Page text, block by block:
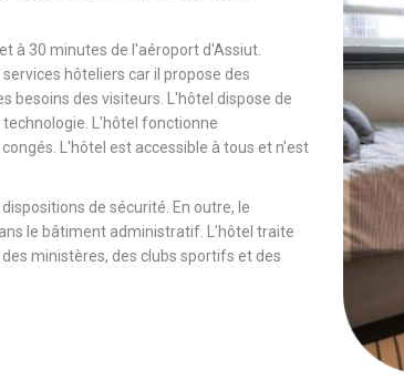
à 30 minutes de l'aéroport d'Assiut.
hôteliers car il propose des
besoins des visiteurs. L'hôtel dispose de
L'hôtel fonctionne
L'hôtel est accessible à tous et n'est
de sécurité. En outre, le
le bâtiment administratif. L'hôtel traite
ministères, des clubs sportifs et des